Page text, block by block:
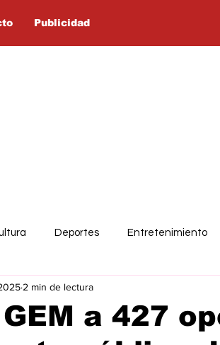
Publicidad
Deportes Entretenimiento
a 427
2 min de lectura